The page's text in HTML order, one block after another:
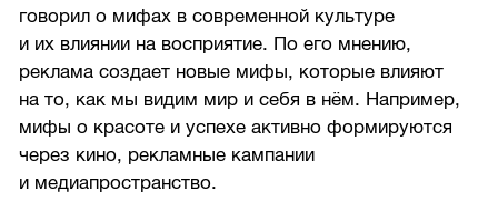
говорил о мифах в современной культуре
и их влиянии на восприятие. По его мнению,
реклама создает новые мифы, которые влияют
на то, как мы видим мир и себя в нём. Например,
мифы о красоте и успехе активно формируются
через кино, рекламные кампании
и медиапространство.